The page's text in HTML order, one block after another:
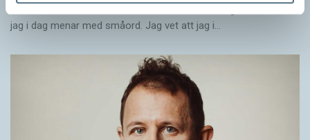
jag i dag menar med småord. Jag vet att jag i…